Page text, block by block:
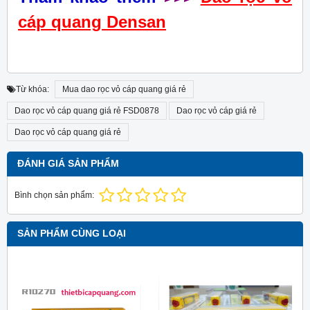
cáp quang Densan
Từ khóa: Mua dao rọc vỏ cáp quang giá rẻ
Dao rọc vỏ cáp quang giá rẻ FSD0878 Dao rọc vỏ cáp giá rẻ
Dao rọc vỏ cáp quang giá rẻ
ĐÁNH GIÁ SẢN PHẨM
Bình chọn sản phẩm:
SẢN PHẨM CÙNG LOẠI